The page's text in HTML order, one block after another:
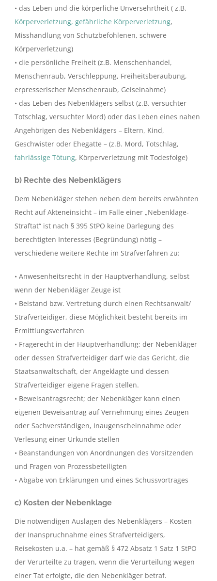
• das Leben und die körperliche Unversehrtheit ( z.B.
Körperverletzung, gefährliche Körperverletzung,
Misshandlung von Schutzbefohlenen, schwere
Körperverletzung)
• die persönliche Freiheit (z.B. Menschenhandel,
Menschenraub, Verschleppung, Freiheitsberaubung,
erpresserischer Menschenraub, Geiselnahme)
• das Leben des Nebenklägers selbst (z.B. versuchter
Totschlag, versuchter Mord) oder das Leben eines nahen
Angehörigen des Nebenklägers – Eltern, Kind,
Geschwister oder Ehegatte – (z.B. Mord, Totschlag,
fahrlässige Tötung, Körperverletzung mit Todesfolge)
b) Rechte des Nebenklägers
Dem Nebenkläger stehen neben dem bereits erwähnten
Recht auf Akteneinsicht – im Falle einer „Nebenklage-
Straftat“ ist nach § 395 StPO keine Darlegung des
berechtigten Interesses (Begründung) nötig –
verschiedene weitere Rechte im Strafverfahren zu:
• Anwesenheitsrecht in der Hauptverhandlung, selbst
wenn der Nebenkläger Zeuge ist
• Beistand bzw. Vertretung durch einen Rechtsanwalt/
Strafverteidiger, diese Möglichkeit besteht bereits im
Ermittlungsverfahren
• Fragerecht in der Hauptverhandlung; der Nebenkläger
oder dessen Strafverteidiger darf wie das Gericht, die
Staatsanwaltschaft, der Angeklagte und dessen
Strafverteidiger eigene Fragen stellen.
• Beweisantragsrecht; der Nebenkläger kann einen
eigenen Beweisantrag auf Vernehmung eines Zeugen
oder Sachverständigen, Inaugenscheinnahme oder
Verlesung einer Urkunde stellen
• Beanstandungen von Anordnungen des Vorsitzenden
und Fragen von Prozessbeteiligten
• Abgabe von Erklärungen und eines Schussvortrages
c) Kosten der Nebenklage
Die notwendigen Auslagen des Nebenklägers – Kosten
der Inanspruchnahme eines Strafverteidigers,
Reisekosten u.a. – hat gemäß § 472 Absatz 1 Satz 1 StPO
der Verurteilte zu tragen, wenn die Verurteilung wegen
einer Tat erfolgte, die den Nebenkläger betraf.